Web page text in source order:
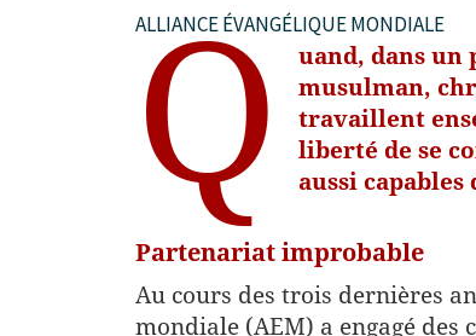
ALLIANCE ÉVANGÉLIQUE MONDIALE
Q
uand, dans
musulman,
travaillent
liberté de se
aussi
Partenariat improbable
Au cours des trois dernières
mondiale (AEM) a engagé des